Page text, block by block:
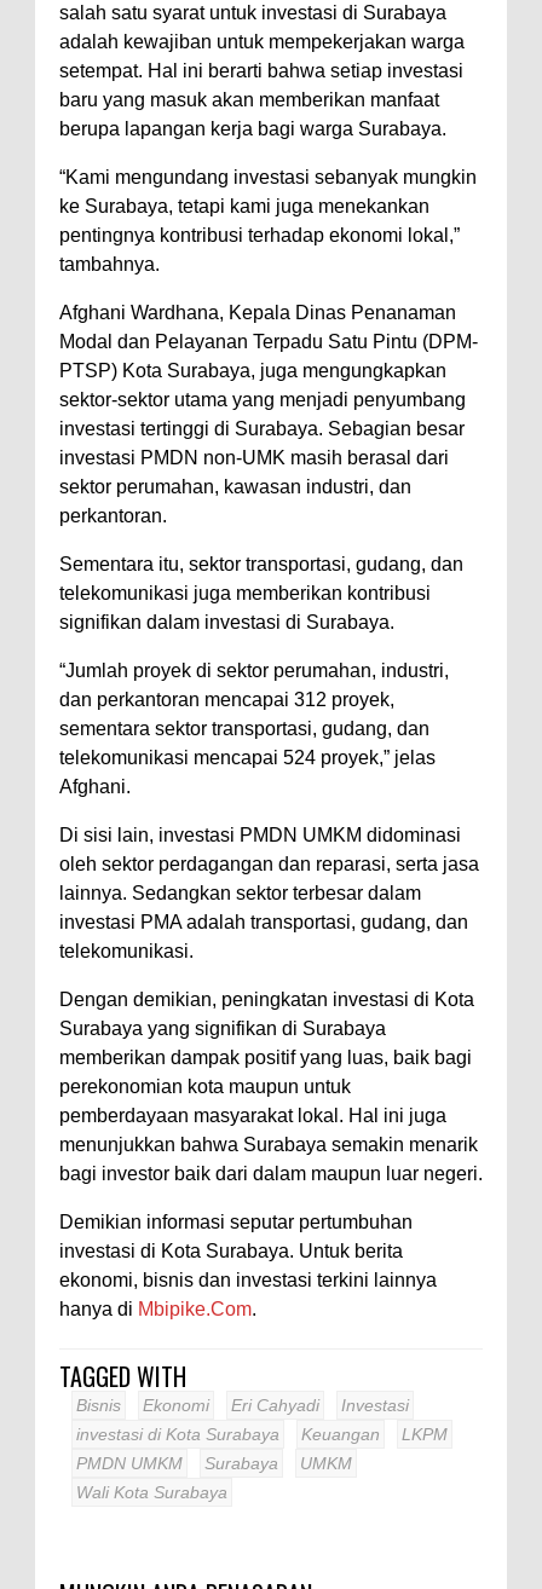
salah satu syarat untuk investasi di Surabaya
adalah kewajiban untuk mempekerjakan warga
setempat. Hal ini berarti bahwa setiap investasi
baru yang masuk akan memberikan manfaat
berupa lapangan kerja bagi warga Surabaya.
“Kami mengundang investasi sebanyak mungkin
ke Surabaya, tetapi kami juga menekankan
pentingnya kontribusi terhadap ekonomi lokal,”
tambahnya.
Afghani Wardhana, Kepala Dinas Penanaman
Modal dan Pelayanan Terpadu Satu Pintu (DPM-
PTSP) Kota Surabaya, juga mengungkapkan
sektor-sektor utama yang menjadi penyumbang
investasi tertinggi di Surabaya. Sebagian besar
investasi PMDN non-UMK masih berasal dari
sektor perumahan, kawasan industri, dan
perkantoran.
Sementara itu, sektor transportasi, gudang, dan
telekomunikasi juga memberikan kontribusi
signifikan dalam investasi di Surabaya.
“Jumlah proyek di sektor perumahan, industri,
dan perkantoran mencapai 312 proyek,
sementara sektor transportasi, gudang, dan
telekomunikasi mencapai 524 proyek,” jelas
Afghani.
Di sisi lain, investasi PMDN UMKM didominasi
oleh sektor perdagangan dan reparasi, serta jasa
lainnya. Sedangkan sektor terbesar dalam
investasi PMA adalah transportasi, gudang, dan
telekomunikasi.
Dengan demikian, peningkatan investasi di Kota
Surabaya yang signifikan di Surabaya
memberikan dampak positif yang luas, baik bagi
perekonomian kota maupun untuk
pemberdayaan masyarakat lokal. Hal ini juga
menunjukkan bahwa Surabaya semakin menarik
bagi investor baik dari dalam maupun luar negeri.
Demikian informasi seputar pertumbuhan
investasi di Kota Surabaya. Untuk berita
ekonomi, bisnis dan investasi terkini lainnya
hanya di Mbipike.Com.
TAGGED WITH
Bisnis Ekonomi Eri Cahyadi
Investasi
investasi di Kota Surabaya
Keuangan
LKPM
PMDN UMKM
Surabaya
UMKM
Wali Kota Surabaya